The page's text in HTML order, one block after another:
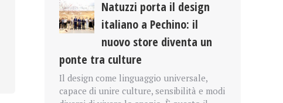
Natuzzi porta il design
italiano a Pechino: il
nuovo store diventa un
ponte tra culture
Il design come linguaggio universale,
capace di unire culture, sensibilità e modi